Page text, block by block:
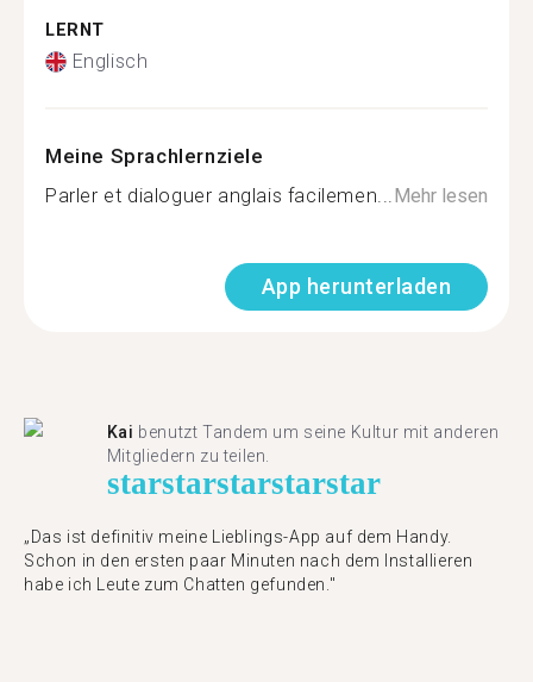
LERNT
Englisch
Meine Sprachlernziele
Parler et dialoguer anglais facilemen...Mehr lesen
App herunterladen
Kai benutzt Tandem um seine Kultur mit anderen
Mitgliedern zu teilen.
starstarstarstarstar
„Das ist definitiv meine Lieblings-App auf dem Handy.
Schon in den ersten paar Minuten nach dem Installieren
habe ich Leute zum Chatten gefunden."